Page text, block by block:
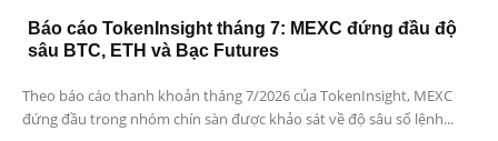
Báo cáo TokenInsight tháng 7: MEXC đứng đầu độ
sâu BTC, ETH và Bạc Futures
Theo báo cáo thanh khoản tháng 7/2026 của TokenInsight, MEXC
đứng đầu trong nhóm chín sàn được khảo sát về độ sâu sổ lệnh...